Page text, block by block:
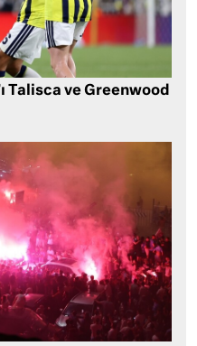
Talisca ve Greenwood